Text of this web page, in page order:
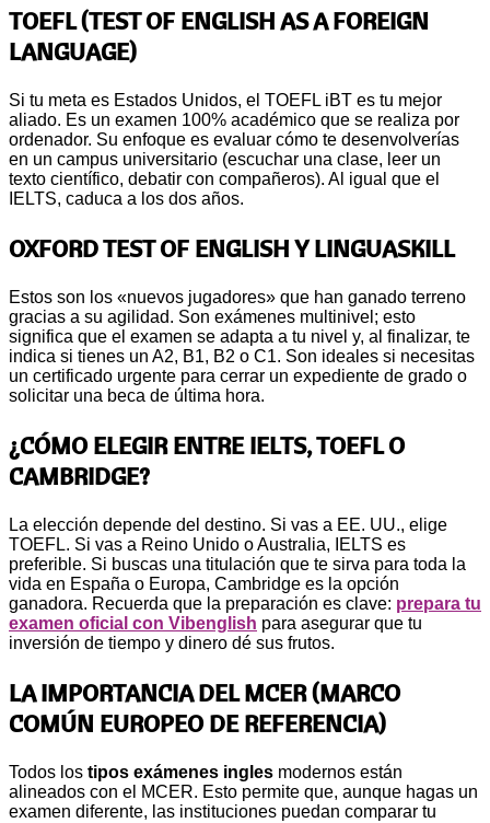
TOEFL (TEST OF ENGLISH AS A FOREIGN
LANGUAGE)
Si tu meta es Estados Unidos, el TOEFL iBT es tu mejor
aliado. Es un examen 100% académico que se realiza por
ordenador. Su enfoque es evaluar cómo te desenvolverías
en un campus universitario (escuchar una clase, leer un
texto científico, debatir con compañeros). Al igual que el
IELTS, caduca a los dos años.
OXFORD TEST OF ENGLISH Y LINGUASKILL
Estos son los «nuevos jugadores» que han ganado terreno
gracias a su agilidad. Son exámenes multinivel; esto
significa que el examen se adapta a tu nivel y, al finalizar, te
indica si tienes un A2, B1, B2 o C1. Son ideales si necesitas
un certificado urgente para cerrar un expediente de grado o
solicitar una beca de última hora.
¿CÓMO ELEGIR ENTRE IELTS, TOEFL O
CAMBRIDGE?
La elección depende del destino. Si vas a EE. UU., elige
TOEFL. Si vas a Reino Unido o Australia, IELTS es
preferible. Si buscas una titulación que te sirva para toda la
vida en España o Europa, Cambridge es la opción
ganadora. Recuerda que la preparación es clave: prepara tu
examen oficial con Vibenglish para asegurar que tu
inversión de tiempo y dinero dé sus frutos.
LA IMPORTANCIA DEL MCER (MARCO
COMÚN EUROPEO DE REFERENCIA)
Todos los tipos exámenes ingles modernos están
alineados con el MCER. Esto permite que, aunque hagas un
examen diferente, las instituciones puedan comparar tu